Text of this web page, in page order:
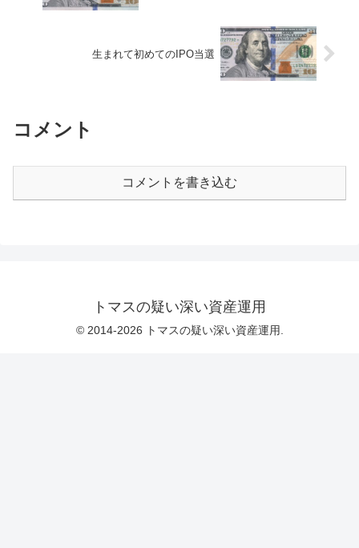
生まれて初めてのIPO当選
コメント
コメントを書き込む
トマスの疑い深い資産運用
© 2014-2026 トマスの疑い深い資産運用.